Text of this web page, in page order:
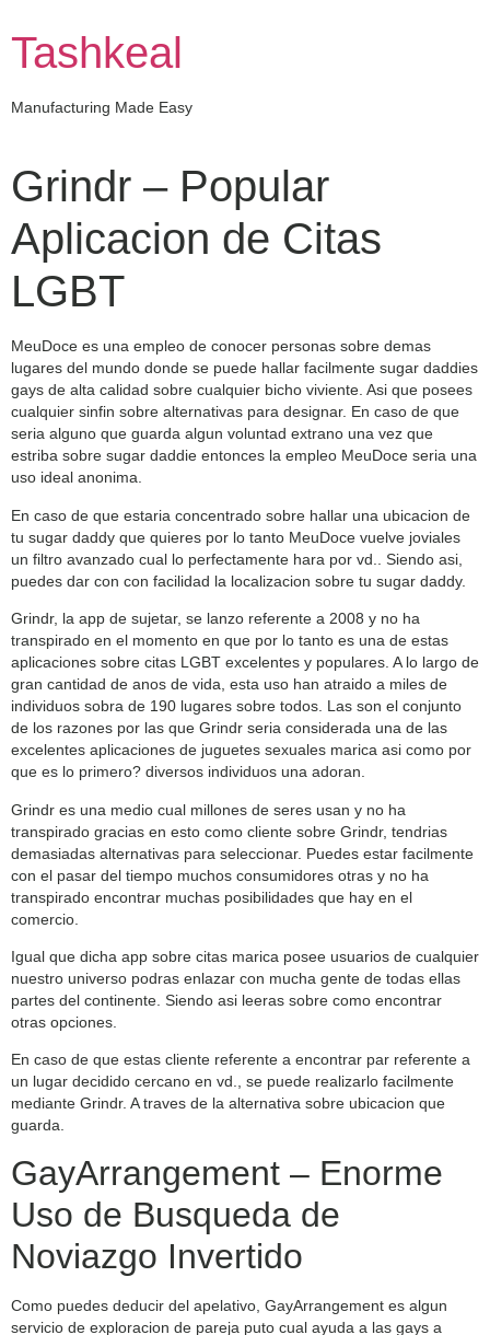
content
Tashkeal
Manufacturing Made Easy
Grindr – Popular
Aplicacion de Citas
LGBT
MeuDoce es una empleo de conocer personas sobre demas
lugares del mundo donde se puede hallar facilmente sugar daddies
gays de alta calidad sobre cualquier bicho viviente. Asi que posees
cualquier sinfin sobre alternativas para designar. En caso de que
seri­a alguno que guarda algun voluntad extrano una vez que
estriba sobre sugar daddie entonces la empleo MeuDoce seri­a una
uso ideal anonima.
En caso de que estaria concentrado sobre hallar una ubicacion de
tu sugar daddy que quieres por lo tanto MeuDoce vuelve joviales
un filtro avanzado cual lo perfectamente hara por vd.. Siendo asi­,
puedes dar con con facilidad la localizacion sobre tu sugar daddy.
Grindr, la app de sujetar, se lanzo referente a 2008 y no ha
transpirado en el momento en que por lo tanto es una de estas
aplicaciones sobre citas LGBT excelentes y populares. A lo largo de
gran cantidad de anos de vida, esta uso han atraido a miles de
individuos sobra de 190 lugares sobre todos. Las son el conjunto
de los razones por las que Grindr seri­a considerada una de las
excelentes aplicaciones de juguetes sexuales marica asi­ como por
que es lo primero? diversos individuos una adoran.
Grindr es una medio cual millones de seres usan y no ha
transpirado gracias en esto como cliente sobre Grindr, tendri­as
demasiadas alternativas para seleccionar. Puedes estar facilmente
con el pasar del tiempo muchos consumidores otras y no ha
transpirado encontrar muchas posibilidades que hay en el
comercio.
Igual que dicha app sobre citas marica posee usuarios de cualquier
nuestro universo podras enlazar con mucha gente de todas ellas
partes del continente. Siendo asi­ leeras sobre como encontrar
otras opciones.
En caso de que estas cliente referente a encontrar par referente a
un lugar decidido cercano en vd., se puede realizarlo facilmente
mediante Grindr. A traves de la alternativa sobre ubicacion que
guarda.
GayArrangement – Enorme
Uso de Busqueda de
Noviazgo Invertido
Como puedes deducir del apelativo, GayArrangement es algun
servicio de exploracion de pareja puto cual ayuda a las gays a